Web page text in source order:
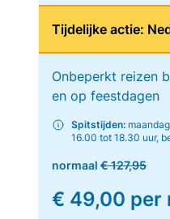
Tijdelijke actie:
Onbeperkt reizen
en op feestdagen
Spitstijden:
16.00 tot 18.30 uur,
normaal € 127,95
€ 49,00 per